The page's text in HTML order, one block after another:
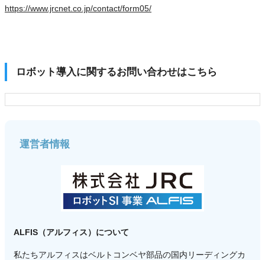
https://www.jrcnet.co.jp/contact/form05/
ロボット導入に関するお問い合わせはこちら
運営者情報
ALFIS（アルフィス）について
私たちアルフィスはベルトコンベヤ部品の国内リーディングカ